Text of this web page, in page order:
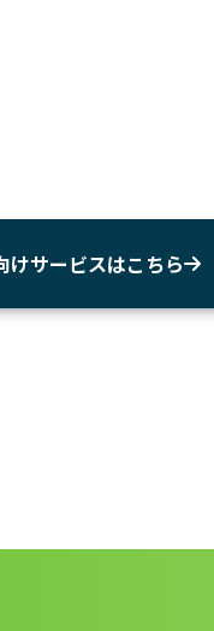
けサービスはこちら